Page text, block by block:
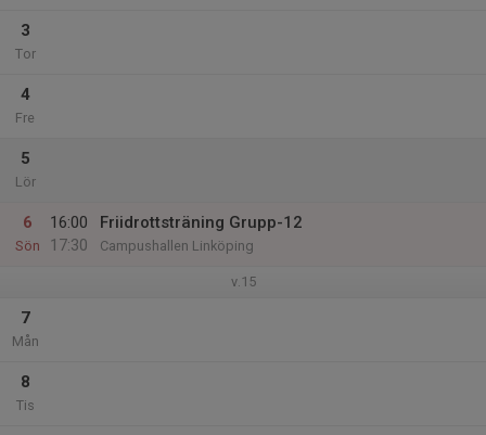
3
Tor
4
Fre
5
Lör
6
Sön
16:00
17:30
Friidrottsträning Grupp-12
Campushallen Linköping
v.15
7
Mån
8
Tis